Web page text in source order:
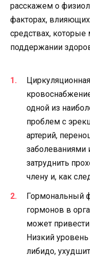
расскажем о
факторах,
средствах,
поддержании
одной из
проблем с
артерий,
заболеваниями
затруднить
члену и, как
Гормональный
гормонов в
может
Низкий
либидо,